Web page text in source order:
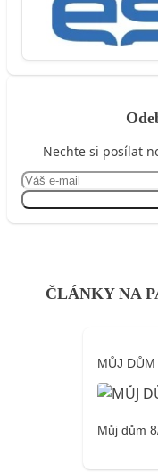
Nechte si posílat
ČLÁNKY NA
MŮJ
Můj dům